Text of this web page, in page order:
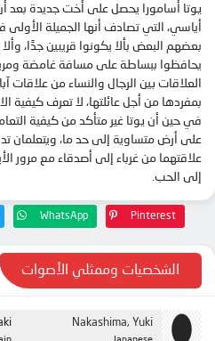
يوتا أسامورا يحصل على أخت جديدة بعد
أياسي، التي تصادف أنها الجميلة
بعضهم البعض بألا يكونوا قريبين جدًا،
يحافظوا ببساطة على مسافة غامضة
العلاقات بين الرجال والنساء من
بمفردها من أجل عائلتها، لا تعرف كيفية
في حين أن يوتا غير متأكد من كيفية
على أرض متساوية إلى حد ما، ويتعلمان
علاقتهما من غرباء إلى أصدقاء مع مرور
إلى الحب.
WhatsApp Pinterest
الشخصيات وممثلي الأصوات
Nakashima, Yuki